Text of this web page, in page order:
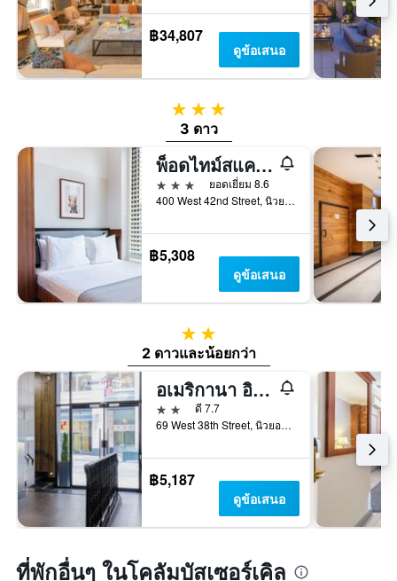
฿34,807
ดูข้อเสนอ
3 ดาว
3 ดาว
พ็อดไทม์สแควร์
3 ดาว
ยอดเยี่ยม 8.6
400 West 42nd Street, นิวยอร์ก, NY, สหรัฐอเมริกา
฿5,308
ดูข้อเสนอ
2 ดาว
2 ดาวและน้อยกว่า
อเมริกานา อินน์
2 ดาว
ดี 7.7
69 West 38th Street, นิวยอร์ก, NY, สหรัฐอเมริกา
฿5,187
ดูข้อเสนอ
ที่พักอื่นๆ ในโคลัมบัสเซอร์เคิล